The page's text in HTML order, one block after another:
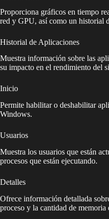
Proporciona gráficos en tiempo
red y GPU, así como un historial
Historial de Aplicaciones
Muestra información sobre las
su impacto en el rendimiento del
Inicio
Permite habilitar o deshabilitar
Windows.
Usuarios
Muestra los usuarios que están
procesos que están ejecutando.
Detalles
Ofrece información detallada
proceso y la cantidad de memoria